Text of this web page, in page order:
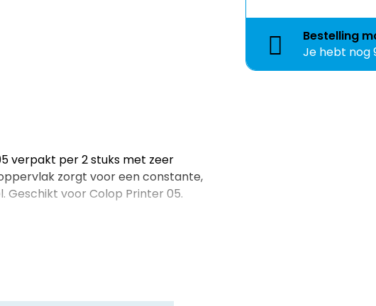
verpakt per 2 stuks met zeer
zorgt voor een constante,
Geschikt voor Colop Printer 05.
Bestelling
Je hebt nog